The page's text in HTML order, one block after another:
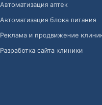
Автоматизация аптек
Автоматизация блока питания
Реклама и продвижение
Разработка сайта клиники